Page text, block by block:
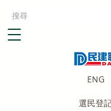
ENG
選民登